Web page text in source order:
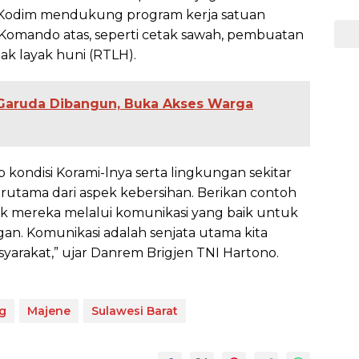
mendukung program kerja satuan
atas, seperti cetak sawah, pembuatan
layak huni (RTLH).
Dibangun, Buka Akses Warga
kondisi Korami-lnya serta lingkungan sekitar
dari aspek kebersihan. Berikan contoh
mereka melalui komunikasi yang baik untuk
Komunikasi adalah senjata utama kita
ujar Danrem Brigjen TNI Hartono.
Majene Sulawesi Barat